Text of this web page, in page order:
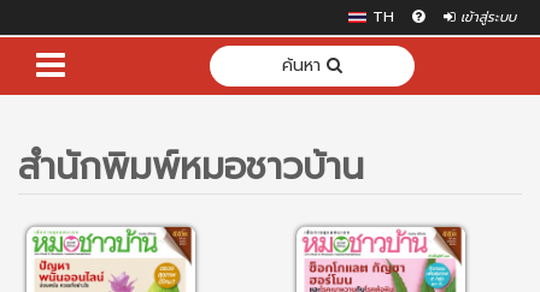
TH เข้าสู่ระบบ
ค้นหา
สำนักพิมพ์หมอชาวบ้าน